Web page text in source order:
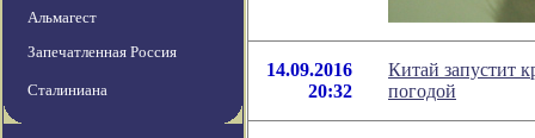
Альмагест
Запечатленная Россия
Сталиниана
14.09.2016
20:32
Китай запустит
погодой